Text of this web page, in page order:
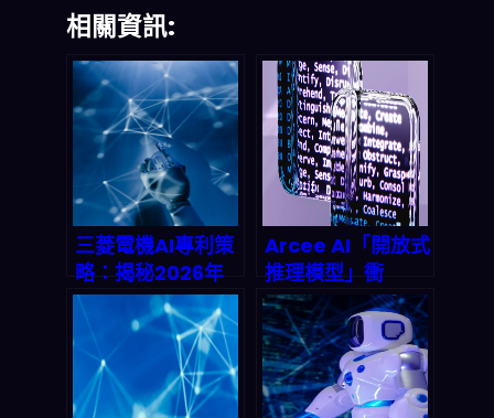
相關資訊:
三菱電機AI專利策
略：揭秘2026年
工業數位轉型的致
勝關鍵
Arcee AI「開放式
推理模型」衝
Claude Opus：
2026 agentic
LLM 生態會被掀掉
重來？